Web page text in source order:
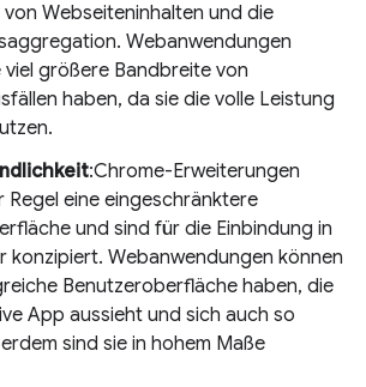
Webseiteninhalten und die
Webanwendungen
viel größere Bandbreite von
haben, da sie die volle Leistung
:Chrome-Erweiterungen
Regel eine eingeschränktere
und sind für die Einbindung in
konzipiert. Webanwendungen können
Benutzeroberfläche haben, die
App aussieht und sich auch so
sind sie in hohem Maße